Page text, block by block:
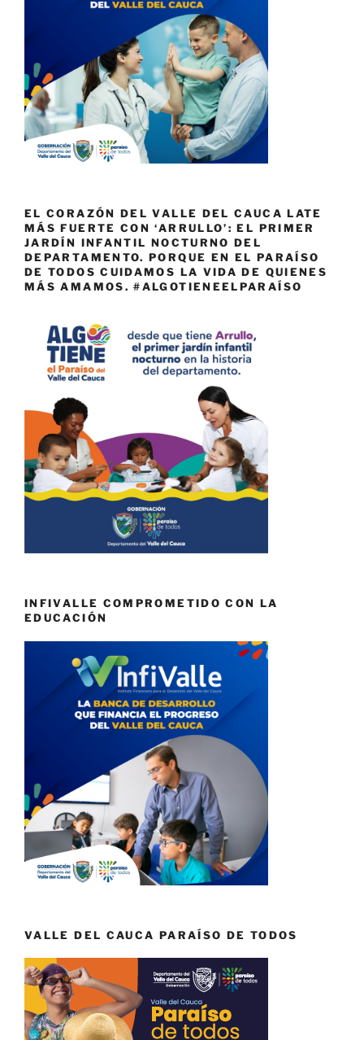
EL CORAZÓN DEL VALLE DEL CAUCA LATE
MÁS FUERTE CON ‘ARRULLO’: EL PRIMER
JARDÍN INFANTIL NOCTURNO DEL
DEPARTAMENTO. PORQUE EN EL PARAÍSO
DE TODOS CUIDAMOS LA VIDA DE QUIENES
MÁS AMAMOS. #ALGOTIENEELPARAÍSO
INFIVALLE COMPROMETIDO CON LA
EDUCACIÓN
VALLE DEL CAUCA PARAÍSO DE TODOS